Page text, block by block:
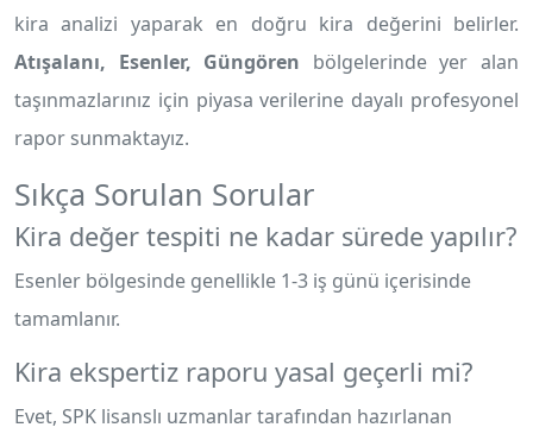
kira analizi yaparak en doğru kira değerini belirler.
Atışalanı, Esenler, Güngören bölgelerinde yer alan
taşınmazlarınız için piyasa verilerine dayalı profesyonel
rapor sunmaktayız.
Sıkça Sorulan Sorular
Kira değer tespiti ne kadar sürede yapılır?
Esenler bölgesinde genellikle 1-3 iş günü içerisinde
tamamlanır.
Kira ekspertiz raporu yasal geçerli mi?
Evet, SPK lisanslı uzmanlar tarafından hazırlanan